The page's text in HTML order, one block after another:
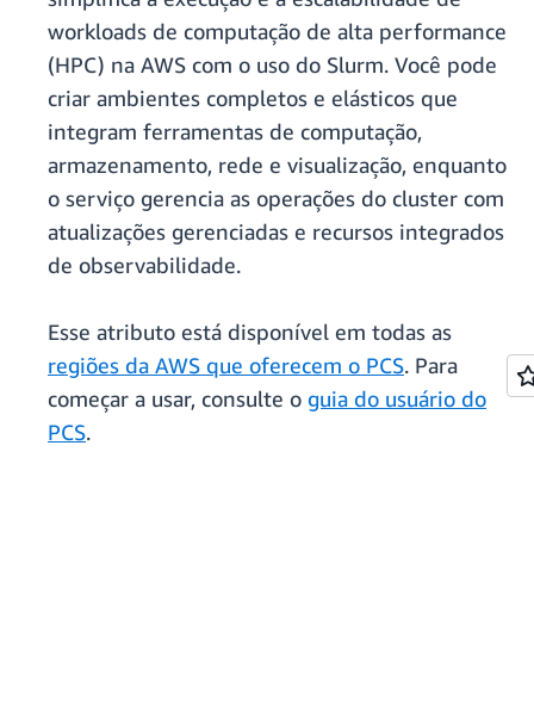
workloads de computação de alta performance
(HPC) na AWS com o uso do Slurm. Você pode
criar ambientes completos e elásticos que
integram ferramentas de computação,
armazenamento, rede e visualização, enquanto
o serviço gerencia as operações do cluster com
atualizações gerenciadas e recursos integrados
de observabilidade.
Esse atributo está disponível em todas as
regiões da AWS que oferecem o PCS. Para
começar a usar, consulte o guia do usuário do
PCS.